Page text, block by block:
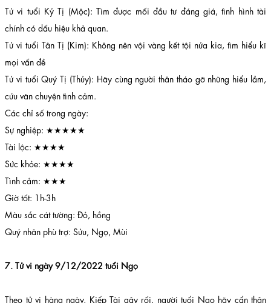
Tử vi tuổi Kỷ Tị (Mộc): Tìm được mối đầu tư đáng giá, tình hình tài
chính có dấu hiệu khả quan.
Tử vi tuổi Tân Tị (Kim): Không nên vội vàng kết tội nửa kia, tìm hiểu kĩ
mọi vấn đề
Tử vi tuổi Quý Tị (Thủy): Hãy cùng người thân tháo gỡ những hiểu lầm,
cứu vãn chuyện tình cảm.
Các chỉ số trong ngày:
Sự nghiệp: ★★★★★
Tài lộc: ★★★★
Sức khỏe: ★★★★
Tình cảm: ★★★
Giờ tốt: 1h-3h
Màu sắc cát tường: Đỏ, hồng
Quý nhân phù trợ: Sửu, Ngọ, Mùi
7. Tử vi ngày 9/12/2022 tuổi Ngọ
Theo tử vi hàng ngày, Kiếp Tài gây rối, người tuổi Ngọ hãy cẩn thận